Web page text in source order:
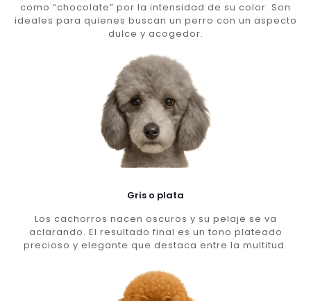
como “chocolate” por la intensidad de su color. Son
ideales para quienes buscan un perro con un aspecto
dulce y acogedor.
Gris o plata
Los cachorros nacen oscuros y su pelaje se va
aclarando. El resultado final es un tono plateado
precioso y elegante que destaca entre la multitud.